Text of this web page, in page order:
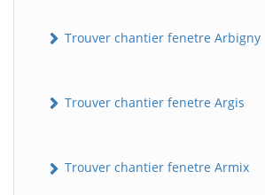
Trouver chantier fenetre Arbigny
Trouver chantier fenetre Argis
Trouver chantier fenetre Armix